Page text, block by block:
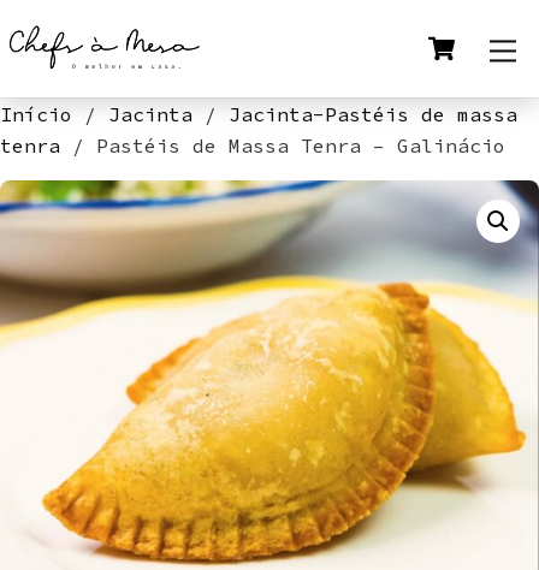
to
content
Cart
Início / Jacinta / Jacinta-Pastéis de massa
tenra / Pastéis de Massa Tenra – Galinácio